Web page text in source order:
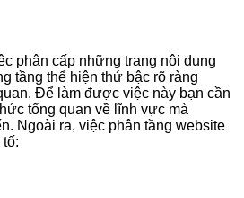
phân cấp những trang nội dung
tầng thể hiện thứ bậc rõ ràng
Để làm được việc này bạn cần
tổng quan về lĩnh vực mà
Ngoài ra, việc phân tầng website